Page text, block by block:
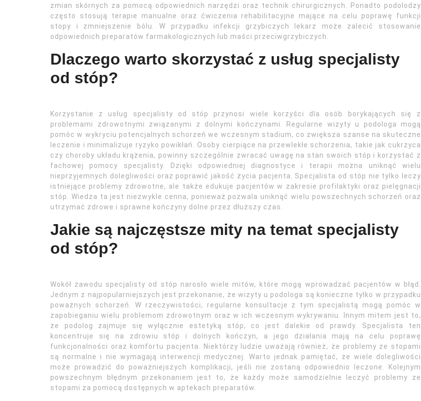
zmian skórnych za pomocą odpowiednich narzędzi oraz technik chirurgicznych. Ponadto podolodzy
często stosują terapie manualne oraz ćwiczenia rehabilitacyjne mające na celu poprawę funkcji
stopy i zmniejszenie bólu. W przypadku infekcji grzybiczych lekarz może zalecić stosowanie
odpowiednich preparatów farmakologicznych lub maści przeciwgrzybiczych.
Dlaczego warto skorzystać z usług specjalisty
od stóp?
Korzystanie z usług specjalisty od stóp przynosi wiele korzyści dla osób borykających się z
problemami zdrowotnymi związanymi z dolnymi kończynami. Regularne wizyty u podologa mogą
pomóc w wykryciu potencjalnych schorzeń we wczesnym stadium, co zwiększa szanse na skuteczne
leczenie i minimalizuje ryzyko powikłań. Osoby cierpiące na przewlekłe schorzenia, takie jak cukrzyca
czy choroby układu krążenia, powinny szczególnie zwracać uwagę na stan swoich stóp i korzystać z
fachowej pomocy specjalisty. Dzięki odpowiedniej diagnostyce i terapii można uniknąć wielu
nieprzyjemnych dolegliwości oraz poprawić jakość życia pacjenta. Specjalista od stóp nie tylko leczy
istniejące problemy zdrowotne, ale także edukuje pacjentów w zakresie profilaktyki oraz pielęgnacji
stóp. Wiedza ta jest niezwykle cenna, ponieważ pozwala uniknąć wielu powszechnych schorzeń oraz
utrzymać zdrowe i sprawne kończyny dolne przez dłuższy czas.
Jakie są najczęstsze mity na temat specjalisty
od stóp?
Wokół zawodu specjalisty od stóp narosło wiele mitów, które mogą wprowadzać pacjentów w błąd.
Jednym z najpopularniejszych jest przekonanie, że wizyty u podologa są konieczne tylko w przypadku
poważnych schorzeń. W rzeczywistości, regularne konsultacje z tym specjalistą mogą pomóc w
zapobieganiu wielu problemom zdrowotnym oraz w ich wczesnym wykrywaniu. Innym mitem jest to,
że podolog zajmuje się wyłącznie estetyką stóp, co jest dalekie od prawdy. Specjalista ten
koncentruje się na zdrowiu stóp i dolnych kończyn, a jego działania mają na celu poprawę
funkcjonalności oraz komfortu pacjenta. Niektórzy ludzie uważają również, że problemy ze stopami
są normalne i nie wymagają interwencji medycznej. Warto jednak pamiętać, że wiele dolegliwości
może prowadzić do poważniejszych komplikacji, jeśli nie zostaną odpowiednio leczone. Kolejnym
powszechnym błędnym przekonaniem jest to, że każdy może samodzielnie leczyć problemy ze
stopami za pomocą dostępnych w aptekach preparatów.